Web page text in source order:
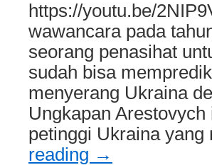
https://youtu.be/
wawancara pada
seorang penasihat
sudah bisa
menyerang Ukraina
Ungkapan
petinggi Ukraina
reading →